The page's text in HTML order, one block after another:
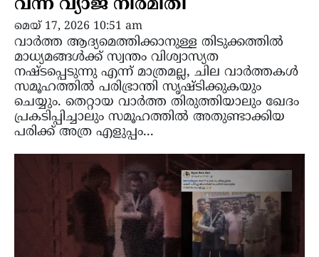
വന്ന വ്യാജ നിർമിതി
മെയ്‌ 17, 2026 10:51 am
വാർത്ത ആദ്യമെത്തിക്കാനുള്ള തിടുക്കത്തിൽ
മാധ്യമങ്ങൾക്ക് സ്വന്തം വിശ്വാസ്യത
നഷ്ടപ്പെടുന്നു എന്ന് മാത്രമല്ല, ചില വാർത്തകൾ
സമൂഹത്തിൽ പരിഭ്രാന്തി സൃഷ്ടിക്കുകയും
ചെയ്യും. തെറ്റായ വാർത്ത തിരുത്തിയാലും ഖേദം
പ്രകടിപ്പിച്ചാലും സമൂഹത്തിൽ അതുണ്ടാക്കിയ
പരിക്ക് അത്ര എളുപ്പം...